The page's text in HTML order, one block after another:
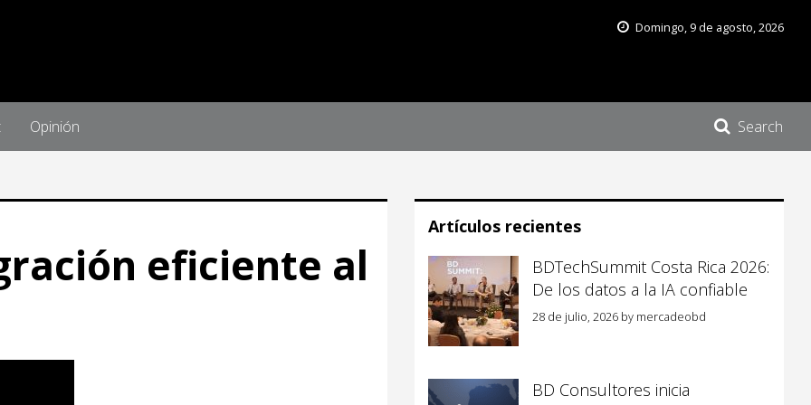
Domingo, 9 de agosto, 2026
Opinión Search
eficiente al
Artículos recientes
BDTechSummit Costa Rica 2026:
De los datos a la IA confiable
28 de julio, 2026 by mercadeobd
BD Consultores inicia